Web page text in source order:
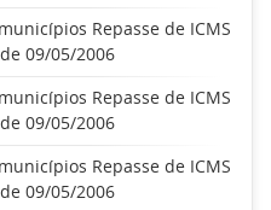
Repasse de ICMS
09/05/2006
Repasse de ICMS
09/05/2006
Repasse de ICMS
09/05/2006